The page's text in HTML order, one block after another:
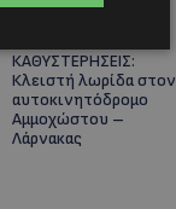
UPDATES
ΚΑΘΥΣΤΕΡΗΣΕΙΣ:
Κλειστή λωρίδα στον
αυτοκινητόδρομο
Αμμοχώστου –
Λάρνακας